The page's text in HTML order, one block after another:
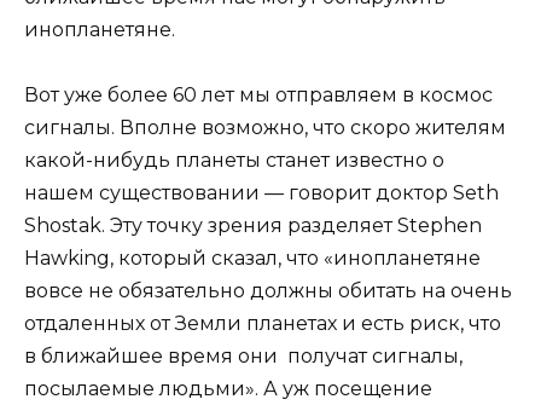
инопланетяне.
Вот уже более 60 лет мы отправляем в космос
сигналы. Вполне возможно, что скоро жителям
какой-нибудь планеты станет известно о
нашем существовании — говорит доктор Seth
Shostak. Эту точку зрения разделяет Stephen
Hawking, который сказал, что «инопланетяне
вовсе не обязательно должны обитать на очень
отдаленных от Земли планетах и есть риск, что
в ближайшее время они получат сигналы,
посылаемые людьми». А уж посещение